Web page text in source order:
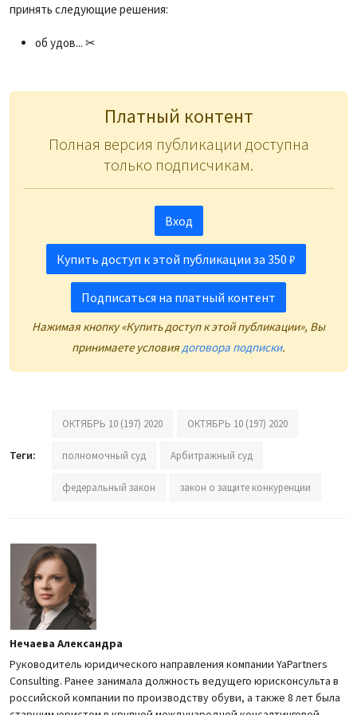
принять следующие решения:
об удов... ✂
Платный контент
Полная версия публикации доступна
только подписчикам.
Вход
Купить доступ к этой публикации за 350 ₽
Подписаться на платный контент
Нажимая кнопку «Купить доступ к этой публикации», Вы
принимаете условия договора подписки.
Теги:
ОКТЯБРЬ 10 (197) 2020 ОКТЯБРЬ 10 (197) 2020
полномочный суд Арбитражный суд
федеральный закон закон о защите конкуренции
Нечаева Александра
Руководитель юридического направления компании YaPartners
Consulting. Ранее занимала должность ведущего юрисконсульта в
российской компании по производству обуви, а также 8 лет была